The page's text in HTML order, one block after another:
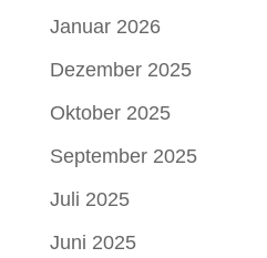
Januar 2026
Dezember 2025
Oktober 2025
September 2025
Juli 2025
Juni 2025